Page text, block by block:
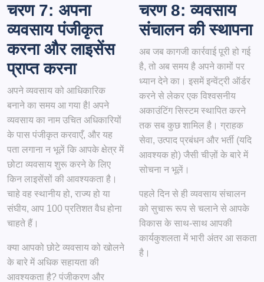
चरण 7: अपना
व्यवसाय पंजीकृत
करना और लाइसेंस
प्राप्त करना
अपने व्यवसाय को आधिकारिक
बनाने का समय आ गया है! अपने
व्यवसाय का नाम उचित अधिकारियों
के पास पंजीकृत करवाएँ, और यह
पता लगाना न भूलें कि आपके क्षेत्र में
छोटा व्यवसाय शुरू करने के लिए
किन लाइसेंसों की आवश्यकता है।
चाहे वह स्थानीय हो, राज्य हो या
संघीय, आप 100 प्रतिशत वैध होना
चाहते हैं।
क्या आपको छोटे व्यवसाय को खोलने
के बारे में अधिक सहायता की
आवश्यकता है? पंजीकरण और
चरण 8: व्यवसाय
संचालन की स्थापना
अब जब कागजी कार्रवाई पूरी हो गई
है, तो अब समय है अपने कामों पर
ध्यान देने का। इसमें इन्वेंट्री ऑर्डर
करने से लेकर एक विश्वसनीय
अकाउंटिंग सिस्टम स्थापित करने
तक सब कुछ शामिल है। ग्राहक
सेवा, उत्पाद प्रबंधन और भर्ती (यदि
आवश्यक हो) जैसी चीज़ों के बारे में
सोचना न भूलें।
पहले दिन से ही व्यवसाय संचालन
को सुचारू रूप से चलाने से आपके
विकास के साथ-साथ आपकी
कार्यकुशलता में भारी अंतर आ सकता
है।